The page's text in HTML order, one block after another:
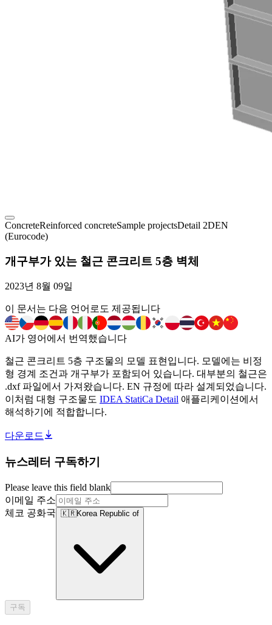
ConcreteReinforced concreteSample projectsDetail 2DEN
(Eurocode)
개구부가 있는 철근 콘크리트 5층 벽체
2023년 8월 09일
이 문서는 다음 언어로도 제공됩니다
AI가 영어에서 번역했습니다
철근 콘크리트 5층 구조물의 모델 표현입니다. 모델에는 비정
형 경계 조건과 개구부가 포함되어 있습니다. 대부분의 철근은
.dxf 파일에서 가져왔습니다. EN 규정에 따라 설계되었습니다.
이처럼 대형 구조물도 IDEA StatiCa Detail 애플리케이션에서
해석하기에 적합합니다.
다운로드
뉴스레터 구독하기
Please leave this field blank
이메일 주소
체코 공화국 🇰🇷Korea Republic of
구독